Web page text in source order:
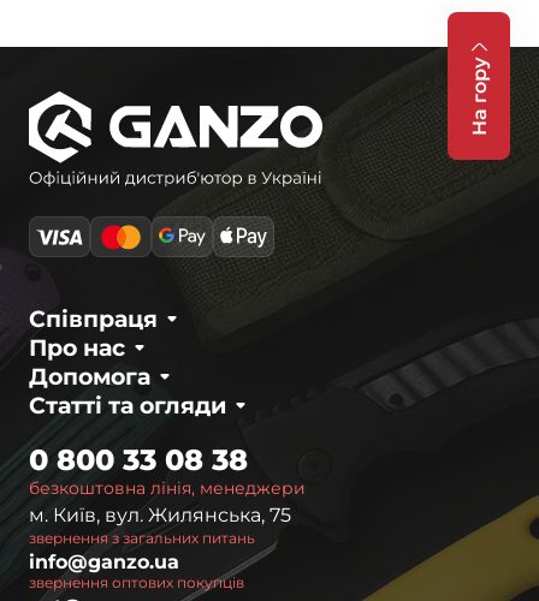
На гору
Про нас
Співпраця
Статті та огляди
Допомога
безкоштовна лінія, менеджери
0 800 33 08 38
м. Київ, вул. Жилянська, 75
звернення з загальних питань
info@ganzo.ua
звернення оптових покупців